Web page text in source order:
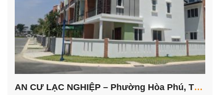
AN CƯ LẠC NGHIỆP – Phường Hòa Phú, Tp.Mới Bình Dương.